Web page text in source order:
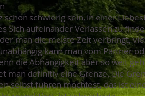
schön schwierig sein, in einer
Sich aufeinander Verlassen zu
man die meiste Zeit verbringt,
kann man vom Partner
die Abhängigkeit aber so weit
man definitiv eine Grenze. Die
selbst führen möchtest, das ist